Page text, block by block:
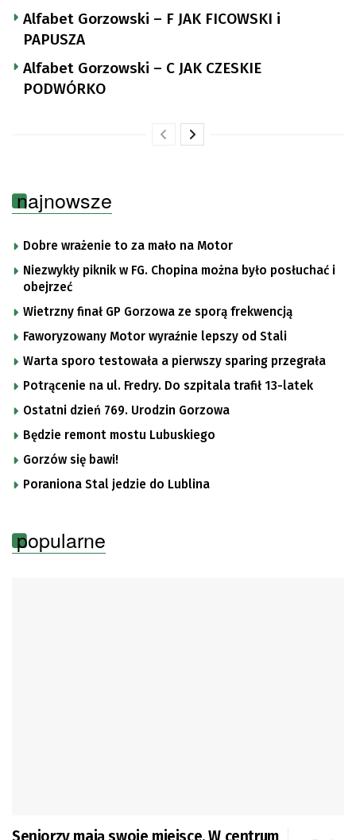
Alfabet Gorzowski – F JAK FICOWSKI i
PAPUSZA
Alfabet Gorzowski – C JAK CZESKIE
PODWÓRKO
najnowsze
Dobre wrażenie to za mało na Motor
Niezwykły piknik w FG. Chopina można było posłuchać i
obejrzeć
Wietrzny finał GP Gorzowa ze sporą frekwencją
Faworyzowany Motor wyraźnie lepszy od Stali
Warta sporo testowała a pierwszy sparing przegrała
Potrącenie na ul. Fredry. Do szpitala trafił 13-latek
Ostatni dzień 769. Urodzin Gorzowa
Będzie remont mostu Lubuskiego
Gorzów się bawi!
Poraniona Stal jedzie do Lublina
popularne
Seniorzy mają swoje miejsce. W centrum